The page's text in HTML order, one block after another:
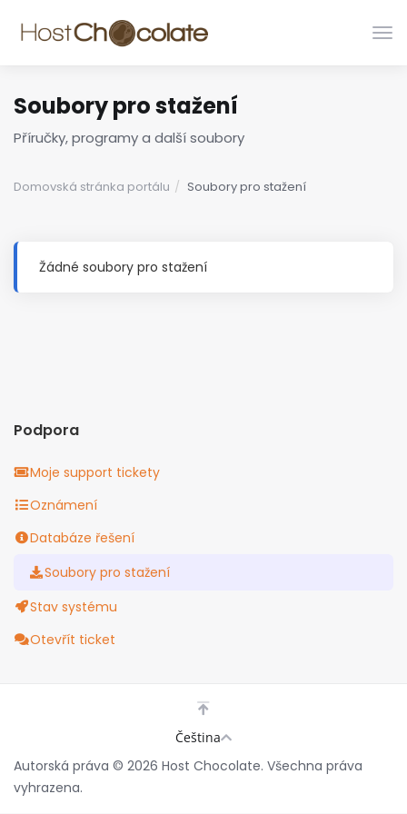
Podpora
Moje support tickety
Oznámení
Databáze řešení
Soubory pro stažení
Stav systému
Otevřít ticket
Soubory pro stažení
Příručky, programy a další soubory
Domovská stránka portálu Soubory pro stažení
Žádné soubory pro stažení
Autorská práva © 2026 Host Chocolate. Všechna práva
vyhrazena.
Čeština